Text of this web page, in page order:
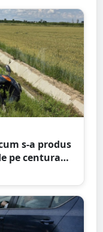
s-a produs
pe centura